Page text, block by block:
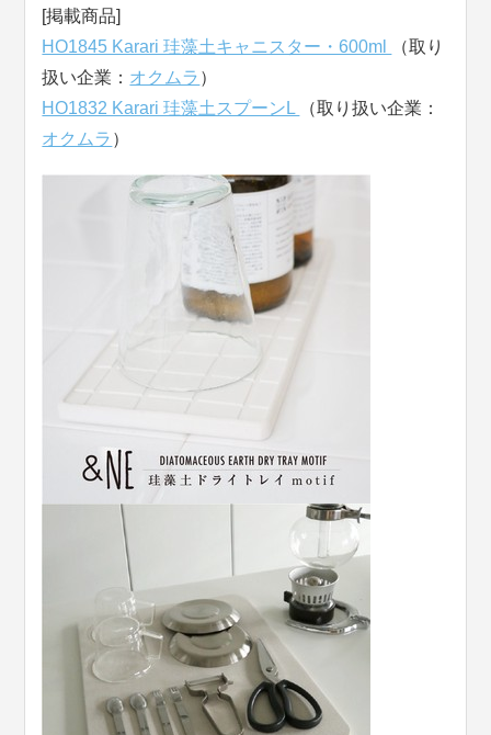
[掲載商品]
HO1845 Karari 珪藻土キャニスター・600ml
（取り
扱い企業： オクムラ ）
HO1832 Karari 珪藻土スプーンL
（取り扱い企業：
オクムラ ）